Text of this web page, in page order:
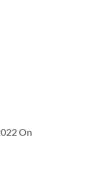
On